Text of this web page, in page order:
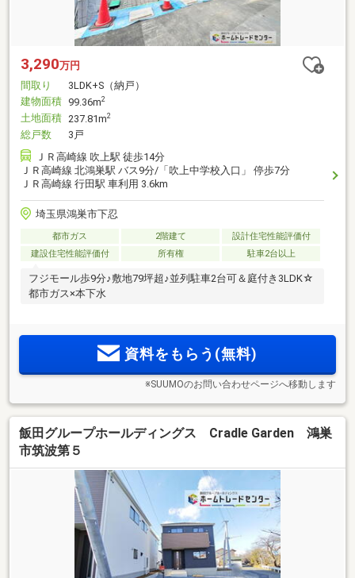
3,290万円
間取り
3LDK+S（納戸）
建物面積 99.36m2
土地面積 237.81m2
総戸数
3戸
ＪＲ高崎線 吹上駅 徒歩14分
ＪＲ高崎線 北鴻巣駅 バス9分/「吹上中学校入口」 停歩7分
ＪＲ高崎線 行田駅 車利用 3.6km
埼玉県鴻巣市下忍
都市ガス 2階建て
設計住宅性能評価付
建設住宅性能評価付
所有権 駐車2台以上
フジモール歩9分♪敷地79坪超♪並列駐車2台可＆庭付き3LDK☆
都市ガス×本下水
資料をもらう(無料)
※SUUMOのお問い合わせページへ移動します
飯田グループホールディングス Cradle Garden 鴻巣
市筑波第５